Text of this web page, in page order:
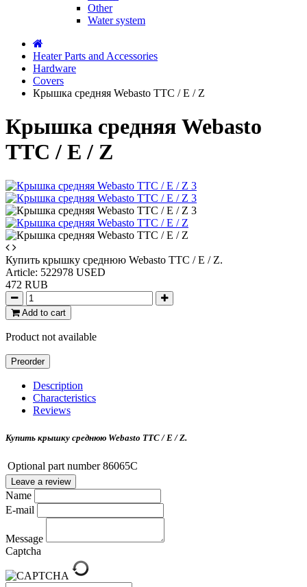
Other
Water system
Heater Parts and Accessories
Hardware
Covers
Крышка средняя Webasto TTC / E / Z
Крышка средняя Webasto
TTC / E / Z
Купить крышку среднюю Webasto TTC / E / Z.
Article: 522978 USED
472 RUB
Add to cart
Product not available
Preorder
Description
Characteristics
Reviews
Купить крышку среднюю Webasto TTC / E / Z.
Optional part number 86065C
Leave a review
Name
E-mail
Message
Captcha